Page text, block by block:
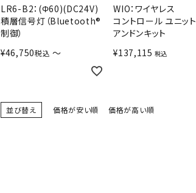
LR6-B2：(Φ60)(DC24V)
積層信号灯（Bluetooth®
制御）
¥46,750税込 〜
WIO：ワイヤレス
コントロール ユニット
アンドンキット
¥137,115 税込
並び替え 価格が安い順 価格が高い順